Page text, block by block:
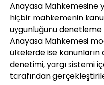
Anayasa Mahkemesine
hiçbir mahkemenin
uygunluğunu
Anayasa Mahkemesi
ülkelerde ise
denetimi, yargı sistemi
tarafından